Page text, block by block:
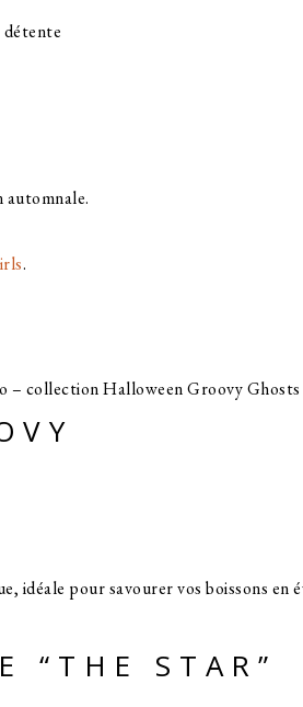
détente
automnale.
.
“THE STAR”